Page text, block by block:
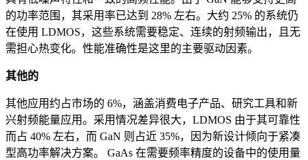
的功率范围，其采用率已达到 28% 左右。大约 25% 的系统仍
在使用 LDMOS，这些系统需要稳定、连续的射频输出，且无
需担心热变化。性能准确性是这里的主要驱动因素。
其他的
其他应用约占市场的 6%，涵盖消费电子产品、研究工具和新
兴射频能量应用。采用情况差异很大，LDMOS 由于其可靠性
而占 40% 左右，而 GaN 则占近 35%，因为新设计倾向于紧凑
型高功率解决方案。 GaAs 在需要频率精度的设备中的使用量